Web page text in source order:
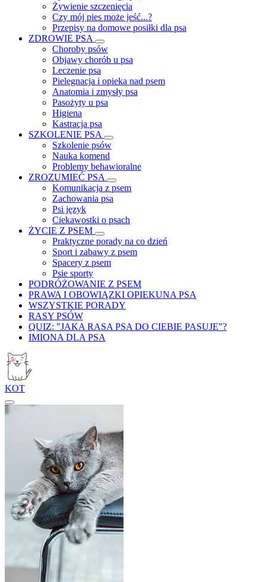
Żywienie szczenięcia
Czy mój pies może jeść...?
Przepisy na domowe posiłki dla psa
ZDROWIE PSA
Choroby psów
Objawy chorób u psa
Leczenie psa
Pielęgnacja i opieka nad psem
Anatomia i zmysły psa
Pasożyty u psa
Higiena
Kastracja psa
SZKOLENIE PSA
Szkolenie psów
Nauka komend
Problemy behawioralne
ZROZUMIEĆ PSA
Komunikacja z psem
Zachowania psa
Psi język
Ciekawostki o psach
ŻYCIE Z PSEM
Praktyczne porady na co dzień
Sport i zabawy z psem
Spacery z psem
Psie sporty
PODRÓŻOWANIE Z PSEM
PRAWA I OBOWIĄZKI OPIEKUNA PSA
WSZYSTKIE PORADY
RASY PSÓW
QUIZ: "JAKA RASA PSA DO CIEBIE PASUJE"?
IMIONA DLA PSA
KOT